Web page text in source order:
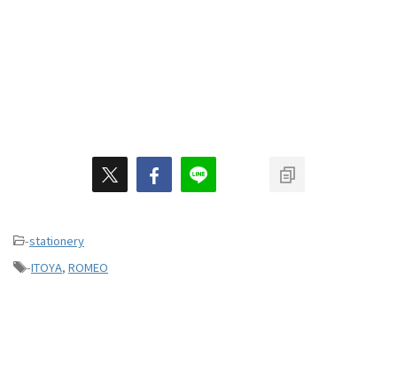
-stationery
-ITOYA, ROMEO